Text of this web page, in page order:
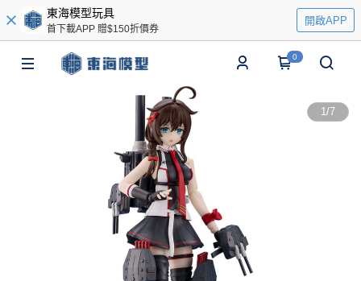
東海模型玩具
首下載APP 贈$150折價券
開啟APP
0
1/7